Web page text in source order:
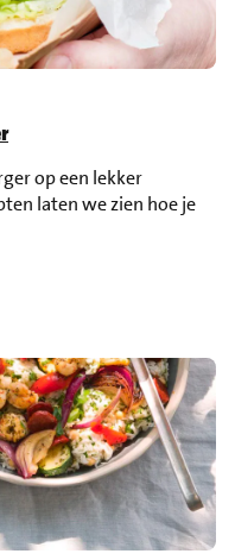
op een lekker
laten we zien hoe je